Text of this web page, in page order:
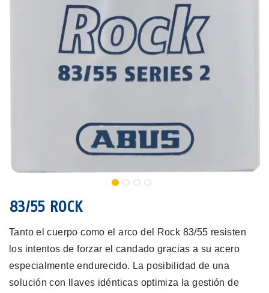
83/55 ROCK
Tanto el cuerpo como el arco del Rock 83/55 resisten
los intentos de forzar el candado gracias a su acero
especialmente endurecido. La posibilidad de una
solución con llaves idénticas optimiza la gestión de